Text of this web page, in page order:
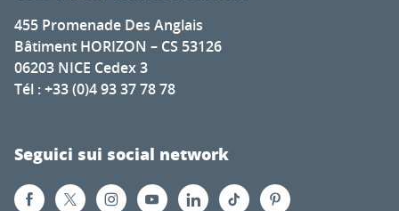
455 Promenade Des Anglais
Bâtiment HORIZON – CS 53126
06203 NICE Cedex 3
Tél : +33 (0)4 93 37 78 78
Seguici sui social network